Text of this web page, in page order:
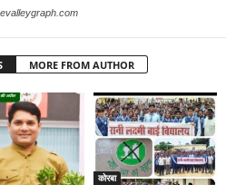
MORE FROM AUTHOR
कोरबा